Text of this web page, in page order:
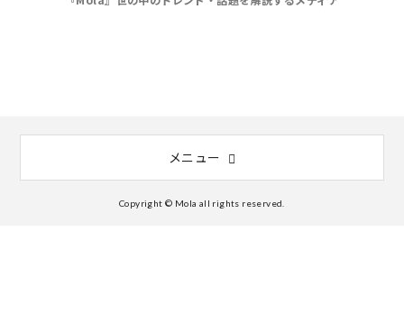
メニュー
Copyright © Mola all rights reserved.